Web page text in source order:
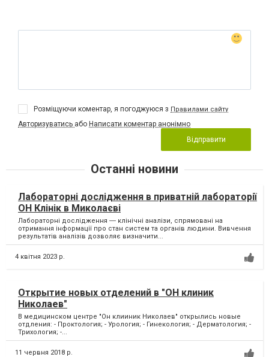
Розміщуючи коментар, я погоджуюся з Правилами сайту
Авторизуватись або Написати коментар анонімно
Відправити
Останні новини
Лабораторні дослідження в приватній лабораторії
ОН Клінік в Миколаєві
Лабораторні дослідження ― клінічні аналізи, спрямовані на
отримання інформації про стан систем та органів людини. Вивчення
результатів аналізів дозволяє визначити...
4 квітня 2023 р.
Открытие новых отделений в "ОН клиник
Николаев"
В медицинском центре "Он клииник Николаев" открылись новые
отдления: - Проктология; - Урология; - Гинекология; - Дерматология; -
Трихология; -...
11 червня 2018 р.